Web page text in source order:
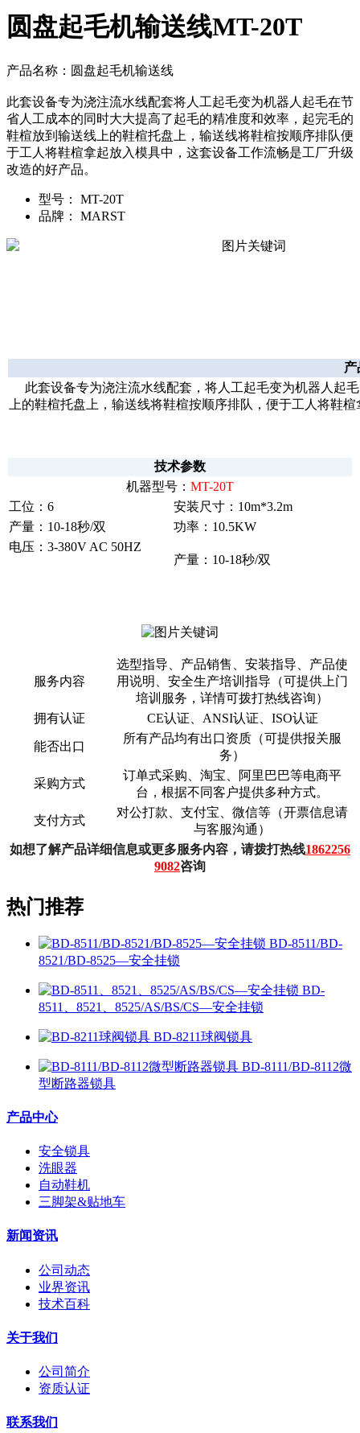
圆盘起毛机输送线MT-20T
产品名称：圆盘起毛机输送线
此套设备专为浇注流水线配套将人工起毛变为机器人起毛在节
省人工成本的同时大大提高了起毛的精准度和效率，起完毛的
鞋楦放到输送线上的鞋楦托盘上，输送线将鞋楦按顺序排队便
于工人将鞋楦拿起放入模具中，这套设备工作流畅是工厂升级
改造的好产品。
型号：
MT-20T
品牌：
MARST
产
此套设备专为浇注流水线配套，将人工起毛变为机器人起
上的鞋楦托盘上，输送线将鞋楦按顺序排队，便于工人将鞋
技术参数
机器型号： MT-20T
工位：6
安装尺寸：10m*3.2m
产量：10-18秒/双
功率：10.5KW
电压：3-380V AC 50HZ
产量：10-18秒/双
服务内容
选型指导、产品销售、安装指导、产品使
用说明、安全生产培训指导（可提供上门
培训服务，详情可拨打热线咨询）
拥有认证
CE认证、ANSI认证、ISO认证
能否出口
所有产品均有出口资质（可提供报关服
务）
采购方式
订单式采购、淘宝、阿里巴巴等电商平
台，根据不同客户提供多种方式。
支付方式
对公打款、支付宝、微信等（开票信息请
与客服沟通）
如想了解产品详细信息或更多服务内容，请拨打热线1862256
9082咨询
热门推荐
BD-8511/BD-
8521/BD-8525—安全挂锁
BD-
8511、8521、8525/AS/BS/CS—安全挂锁
BD-8211球阀锁具
BD-8111/BD-8112微
型断路器锁具
产品中心
安全锁具
洗眼器
自动鞋机
三脚架&贴地车
新闻资讯
公司动态
业界资讯
技术百科
关于我们
公司简介
资质认证
联系我们